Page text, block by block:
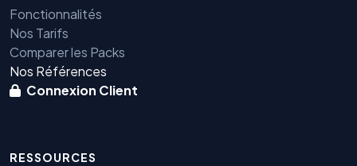
Fonctionnalités
Nos Tarifs
Comparer les Packs
Nos Références
Connexion Client
RESSOURCES